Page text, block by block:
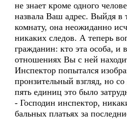
не знает кроме одного
назвала Ваш адрес. Выйдя в
комнату, она неожиданно
никаких следов. А теперь
гражданин: кто эта особа, и
отношениях Вы с ней
Инспектор попытался
пронзительный взгляд, но
пять единиц это было
- Господин инспектор,
бальных платьях за